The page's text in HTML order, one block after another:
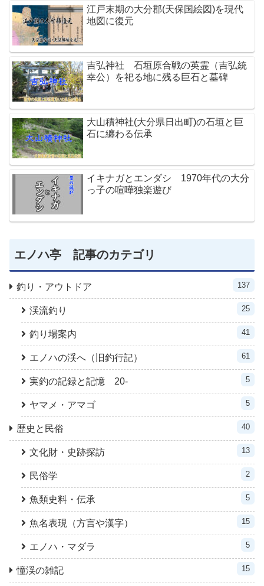
江戸末期の大分郡(天保国絵図)を現代
地図に復元
吉弘神社 石垣原合戦の英霊（吉弘統
幸公）を祀る地に残る巨石と墓碑
大山積神社(大分県日出町)の石垣と巨
石に纏わる伝承
イキナガとエンダシ 1970年代の大分
っ子の喧嘩独楽遊び
エノハ亭 記事のカテゴリ
釣り・アウトドア 137
渓流釣り 25
釣り場案内 41
エノハの渓へ（旧釣行記） 61
実釣の記録と記憶 20- 5
ヤマメ・アマゴ 5
歴史と民俗 40
文化財・史跡探訪 13
民俗学 2
魚類史料・伝承 5
魚名表現（方言や漢字） 15
エノハ・マダラ 5
憧渓の雑記 15